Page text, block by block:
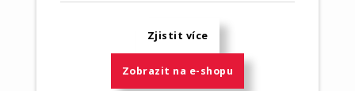
Zjistit více
Zobrazit na e-shopu